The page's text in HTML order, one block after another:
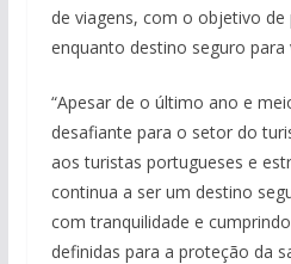
de viagens, com o objetivo
enquanto destino seguro para
“Apesar de o último ano e
desafiante para o setor do
aos turistas portugueses e
continua a ser um destino
com tranquilidade e
definidas para a proteção da